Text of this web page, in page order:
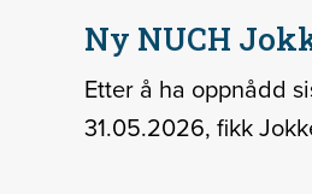
Ny NUCH
Etter å ha oppnådd
31.05.2026, fikk